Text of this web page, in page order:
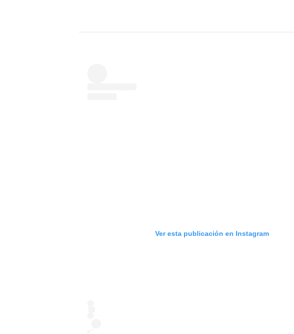
Ver esta publicación en Instagram